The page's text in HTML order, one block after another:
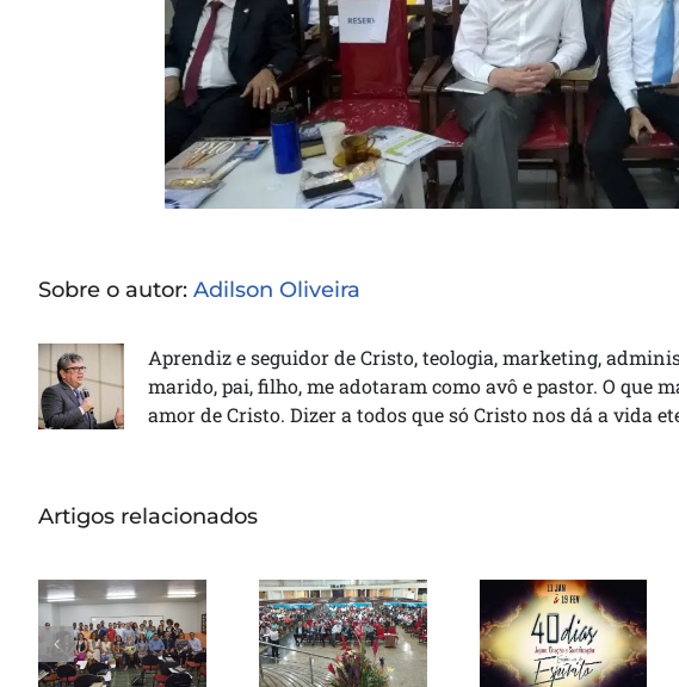
Sobre o autor: Adilson Oliveira
Aprendiz e seguidor de Cristo, teologia, marketing,
marido, pai, filho, me adotaram como avô e pastor. O que
amor de Cristo. Dizer a todos que só Cristo nos dá a vida
Artigos relacionados
Seminário
Nacional ITEJ
inicia sua 43ª
Reunião
ministerial
em Brasília
Jejum e
oração por
40 dias